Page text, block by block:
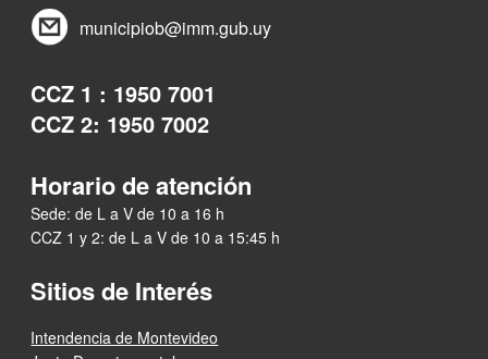
municipiob@imm.gub.uy
CCZ 1 : 1950 7001
CCZ 2: 1950 7002
Horario de atención
Sede: de L a V de 10 a 16 h
CCZ 1 y 2: de L a V de 10 a 15:45 h
Sitios de Interés
Intendencia de Montevideo